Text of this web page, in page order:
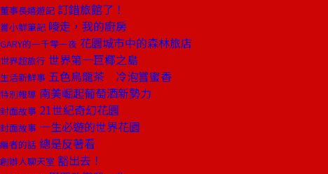
董事長嬉遊記 訂錯旅館了！
嘗小鮮筆記 嘜走，我的廚房
GARY的一千零一夜 花園城市中的森林旅店
世界超旅行 世界第一巨椰之島
生活新鮮事 五色烏龍茶 冷泡嘗蜜香
特別報導 南美崛起葡萄酒新勢力
封面故事 21世紀奇幻花園
封面故事 一生必遊的世界花園
編者的話 總是反著看
創辦人聊天室 豁出去！